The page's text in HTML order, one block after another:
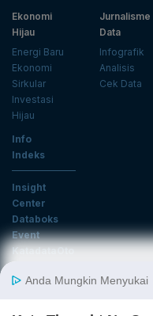
Ekonomi
Hijau
Energi Baru
Ekonomi
Sirkular
Investasi
Hijau
Jurnalisme
Data
Infografik
Analisis
Cek Data
Info
Indeks
Insight
Center
Databoks
Event
KatadataOto